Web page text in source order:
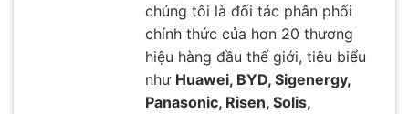
chúng tôi là đối tác phân phối
chính thức của hơn 20 thương
hiệu hàng đầu thế giới, tiêu biểu
như Huawei, BYD, Sigenergy,
Panasonic, Risen, Solis,